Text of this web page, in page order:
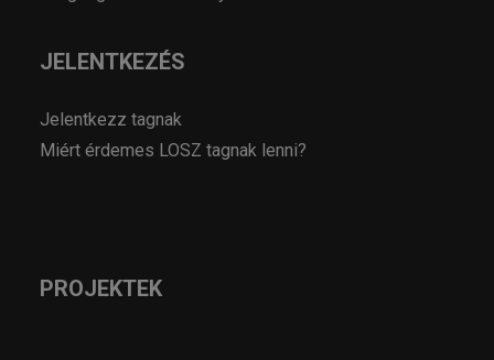
JELENTKEZÉS
Jelentkezz tagnak
Miért érdemes LOSZ tagnak lenni?
PROJEKTEK